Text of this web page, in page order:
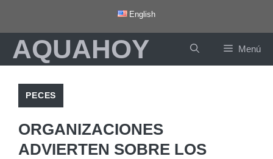
contenido
English
AQUAHOY Menú
PECES
ORGANIZACIONES
ADVIERTEN SOBRE LOS